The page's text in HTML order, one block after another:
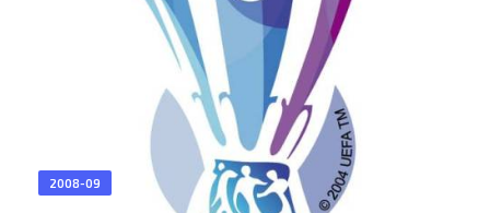
Драго Габрич, Срджан Андрич, Марио Тичинович (Сенияд
Ибричич, 58), Йосип Скоко, Младен Бартолович (Мирко
2008-09